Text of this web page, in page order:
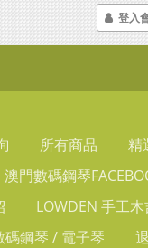
登入
所有商品 精
澳門數碼鋼琴
LOWDEN 手工
碼鋼琴 / 電子琴